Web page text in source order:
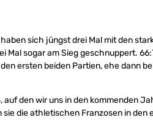
sich jüngst drei Mal mit den
Mal sogar am Sieg geschnuppert.
den ersten beiden Partien, ehe dann
den wir uns in den kommenden
die athletischen Franzosen in den